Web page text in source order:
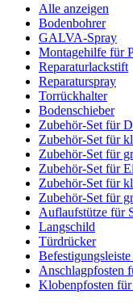
Alle anzeigen
Bodenbohrer
GALVA-Spray
Montagehilfe für
Reparaturlackstift
Reparaturspray
Torrückhalter
Bodenschieber
Zubehör-Set für
Zubehör-Set für
Zubehör-Set für
Zubehör-Set für
Zubehör-Set für
Zubehör-Set für
Auflaufstütze für
Langschild
Türdrücker
Anschlagpfosten
Klobenpfosten